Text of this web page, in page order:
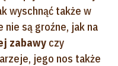
wyschnąć także w
są groźne, jak na
zabawy czy
jego nos także